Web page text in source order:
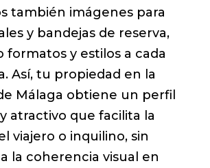
también imágenes para
y bandejas de reserva,
formatos y estilos a cada
Así, tu propiedad en la
Málaga obtiene un perfil
atractivo que facilita la
viajero o inquilino, sin
la coherencia visual en